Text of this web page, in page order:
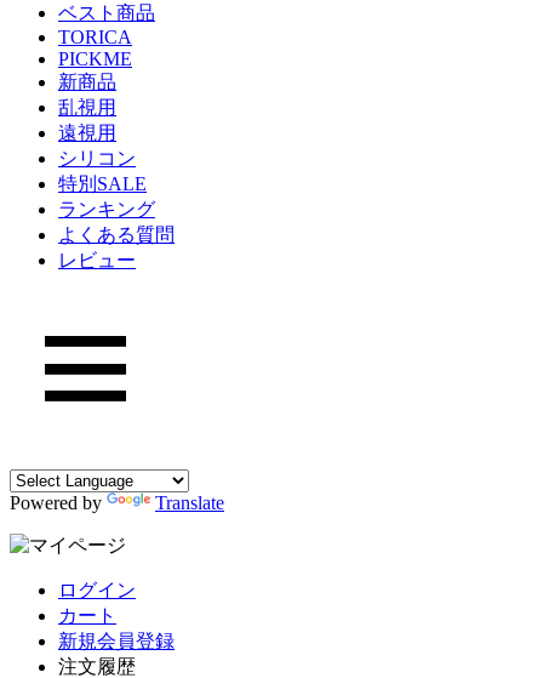
ベスト商品
TORICA
PICKME
新商品
乱視用
遠視用
シリコン
特別SALE
ランキング
よくある質問
レビュー
Powered by Translate
ログイン
カート
新規会員登録
注文履歴